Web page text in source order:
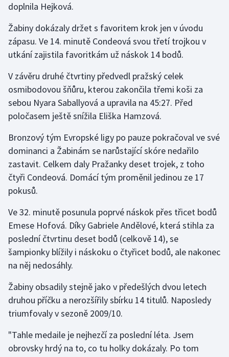
Ragby
Rychlobruslení
Rychlostní kanoistika
Short track
Sportovní střelba
Stolní tenis
Triatlon
Veslování
Vodní slalom
Volejbal
Ostatní
doplnila Hejková.
Žabiny dokázaly držet s favoritem krok jen v úvodu
zápasu. Ve 14. minutě Condeová svou třetí trojkou v
utkání zajistila favoritkám už náskok 14 bodů.
V závěru druhé čtvrtiny předvedl pražský celek
osmibodovou šňůru, kterou zakončila třemi koši za
sebou Nyara Saballyová a upravila na 45:27. Před
poločasem ještě snížila Eliška Hamzová.
Bronzový tým Evropské ligy po pauze pokračoval ve své
dominanci a Žabinám se narůstající skóre nedařilo
zastavit. Celkem daly Pražanky deset trojek, z toho
čtyři Condeová. Domácí tým proměnil jedinou ze 17
pokusů.
Ve 32. minutě posunula poprvé náskok přes třicet bodů
Emese Hofová. Díky Gabriele Andělové, která stihla za
poslední čtvrtinu deset bodů (celkově 14), se
šampionky blížily i náskoku o čtyřicet bodů, ale nakonec
na něj nedosáhly.
Žabiny obsadily stejně jako v předešlých dvou letech
druhou příčku a nerozšířily sbírku 14 titulů. Naposledy
triumfovaly v sezoně 2009/10.
"Tahle medaile je nejhezčí za poslední léta. Jsem
obrovsky hrdý na to, co tu holky dokázaly. Po tom